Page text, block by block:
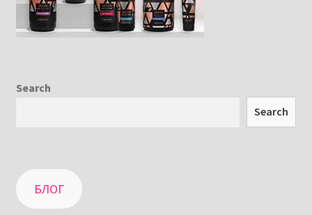
Search
Search
БЛОГ